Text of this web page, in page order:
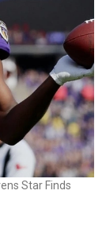
Star Finds